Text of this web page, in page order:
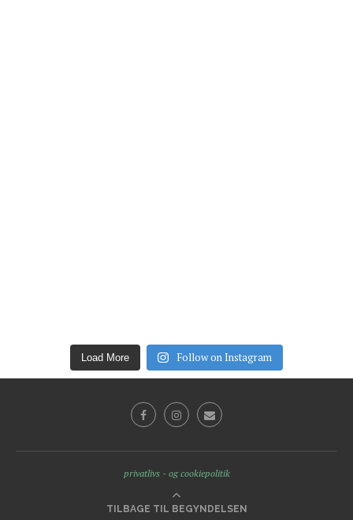
Load More Follow on Instagram
privatlivs - og cookiepolitik
TILBAGE TIL BEGYNDELSEN